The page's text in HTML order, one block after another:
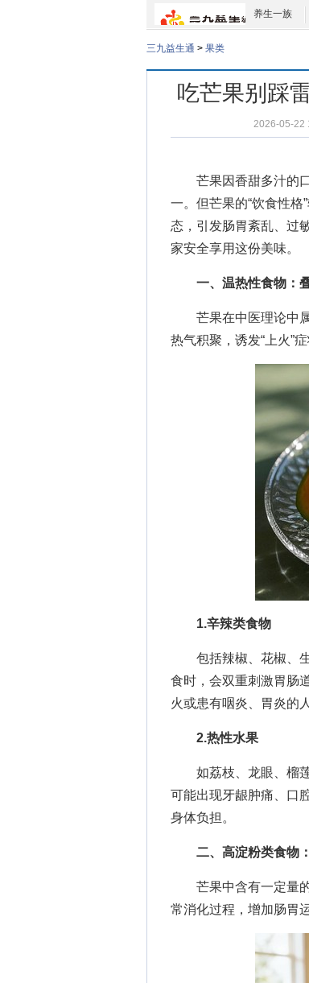
养生一族
三九益生通 > 果类
吃芒果别踩
2026-05-22
芒果因香甜多汁的口
一。但芒果的“饮食性
态，引发肠胃紊乱、过
家安全享用这份美味。
一、温热性食物：
芒果在中医理论中属
热气积聚，诱发“上火”症
1.辛辣类食物
包括辣椒、花椒、生
食时，会双重刺激胃肠
火或患有咽炎、胃炎的
2.热性水果
如荔枝、龙眼、榴莲
可能出现牙龈肿痛、口
身体负担。
二、高淀粉类食物
芒果中含有一定量的
常消化过程，增加肠胃